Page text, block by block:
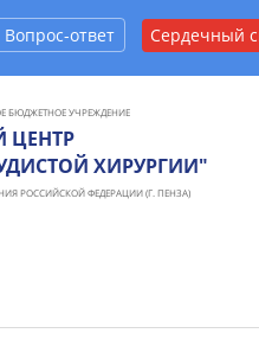
Вопрос-ответ Сердечный
БЮДЖЕТНОЕ УЧРЕЖДЕНИЕ
ЦЕНТР
ХИРУРГИИ"
РОССИЙСКОЙ ФЕДЕРАЦИИ (Г. ПЕНЗА)